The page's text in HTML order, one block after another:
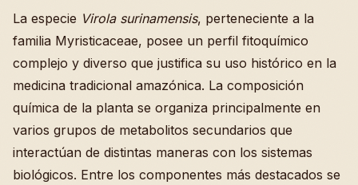
La especie Virola surinamensis, perteneciente a la
familia Myristicaceae, posee un perfil fitoquímico
complejo y diverso que justifica su uso histórico en la
medicina tradicional amazónica. La composición
química de la planta se organiza principalmente en
varios grupos de metabolitos secundarios que
interactúan de distintas maneras con los sistemas
biológicos. Entre los componentes más destacados se